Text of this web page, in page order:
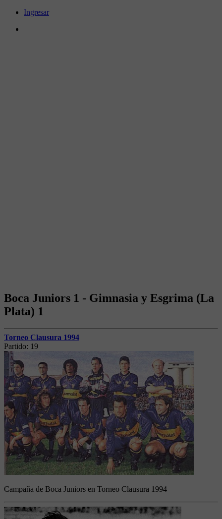
Ingresar
Boca Juniors 1 - Gimnasia y Esgrima (La
Plata) 1
Torneo Clausura 1994
Partido: 19
Campaña de Boca Juniors en Torneo Clausura 1994